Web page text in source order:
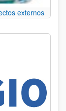
externos